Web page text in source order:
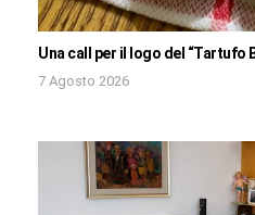
Una call per il logo del “Tartufo
7 Agosto 2026